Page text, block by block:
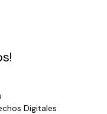
Digitales